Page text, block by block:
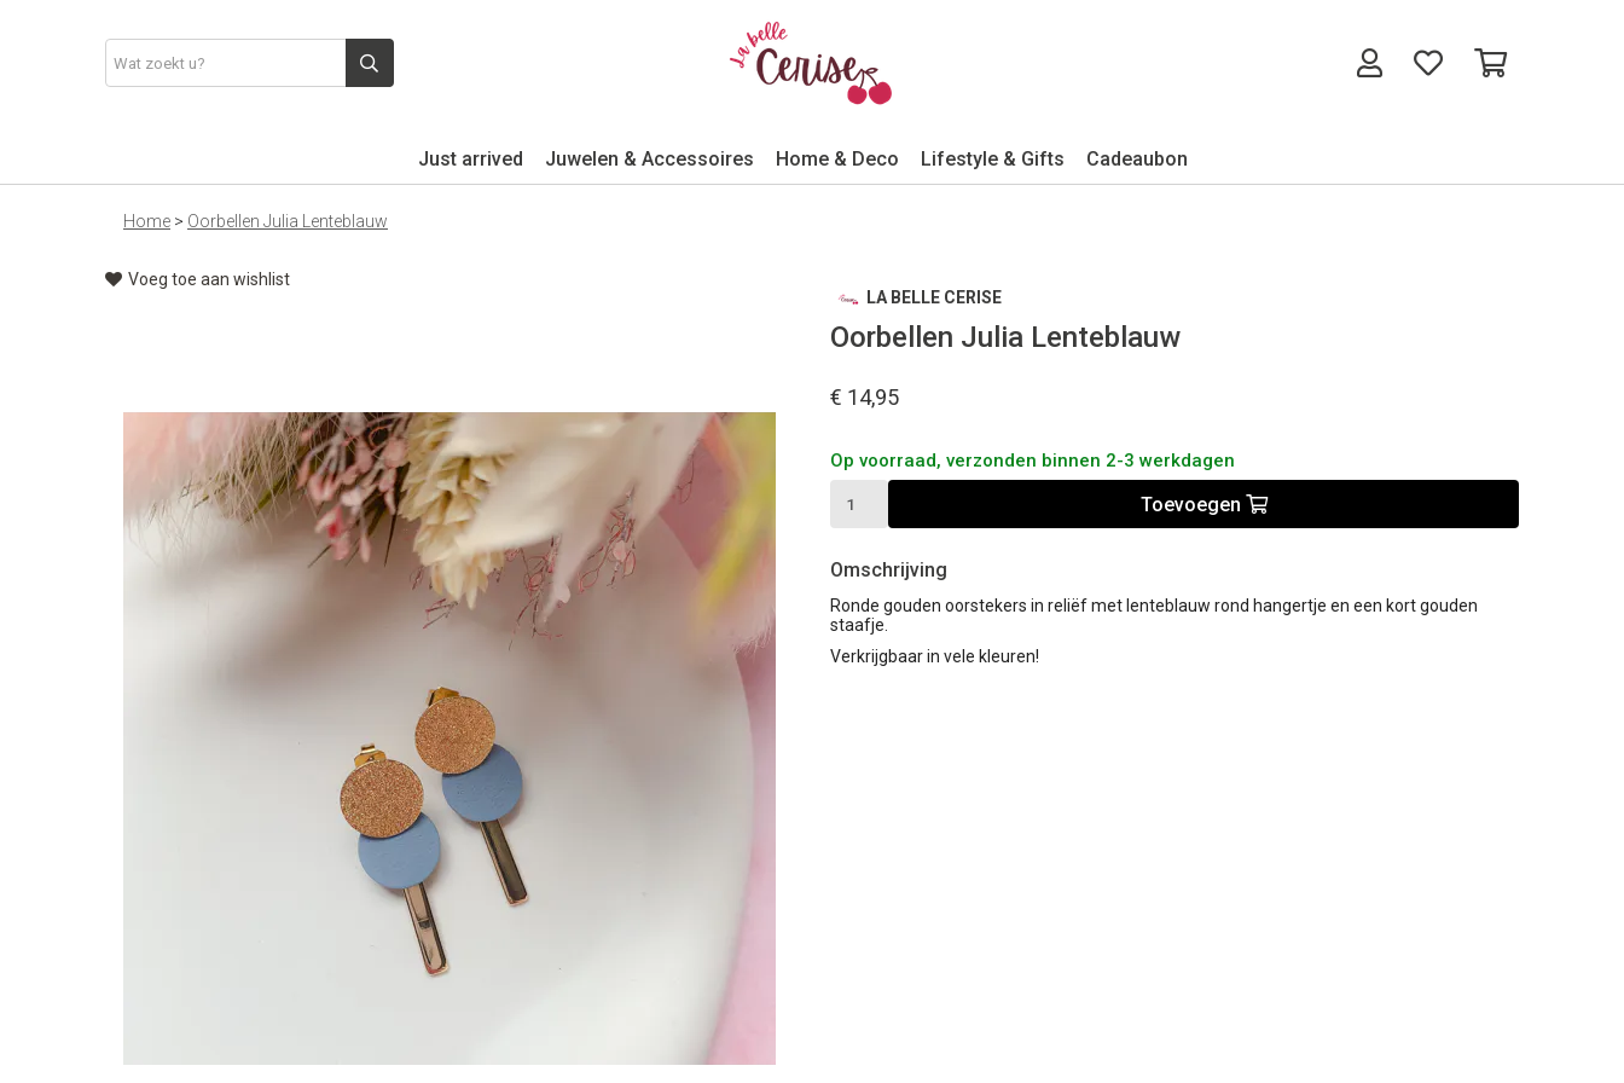
Just arrived Juwelen & Accessoires Home & Deco Lifestyle & Gifts Cadeaubon
Home > Oorbellen Julia Lenteblauw
Voeg toe aan wishlist
LA BELLE CERISE
Oorbellen Julia Lenteblauw
€ 14,95
Op voorraad, verzonden binnen 2-3 werkdagen
Toevoegen
Omschrijving
Ronde gouden oorstekers in reliëf met lenteblauw rond hangertje en een kort gouden
staafje.
Verkrijgbaar in vele kleuren!